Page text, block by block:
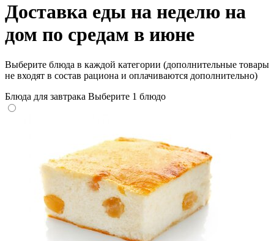
Доставка еды на неделю на
дом по средам в июне
Выберите блюда в каждой категории (дополнительные товары
не входят в состав рациона и оплачиваются дополнительно)
Блюда для завтрака Выберите 1 блюдо